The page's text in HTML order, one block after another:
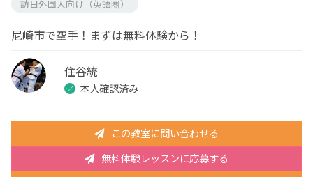
訪日外国人向け（英語圏）
尼崎市で空手！まずは無料体験から！
住谷統
本人確認済み
この教室に問い合わせる
無料体験レッスンに応募する